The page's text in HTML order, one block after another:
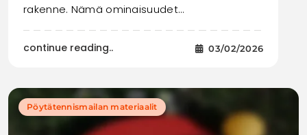
rakenne. Nämä ominaisuudet…
continue reading.. 03/02/2026
Pöytätennismailan materiaalit